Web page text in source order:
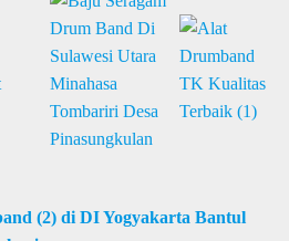
(2) di DI Yogyakarta Bantul